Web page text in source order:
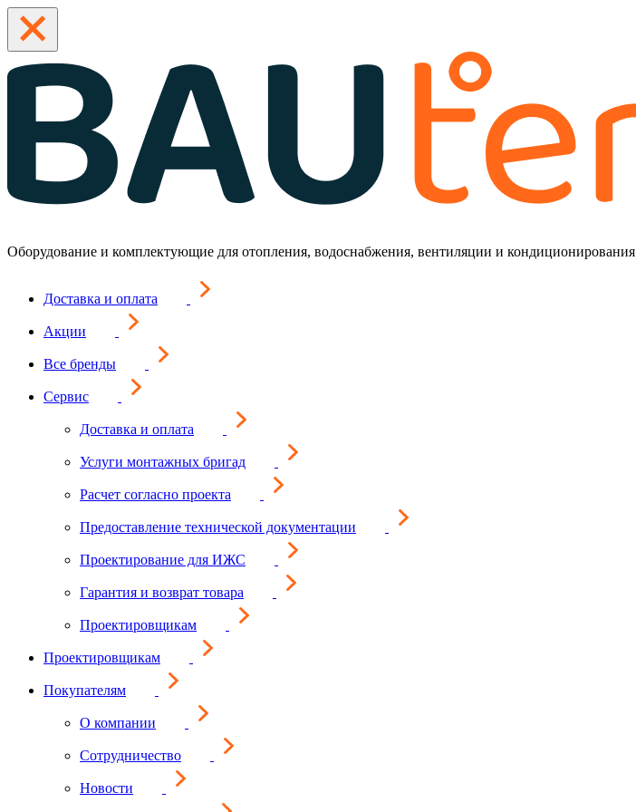
Оборудование и комплектующие для отопления, водоснабжения, вентиляции и кондиционирования
Доставка и оплата
Акции
Все бренды
Сервис
Доставка и оплата
Услуги монтажных бригад
Расчет согласно проекта
Предоставление технической документации
Проектирование для ИЖС
Гарантия и возврат товара
Проектировщикам
Проектировщикам
Покупателям
О компании
Сотрудничество
Новости